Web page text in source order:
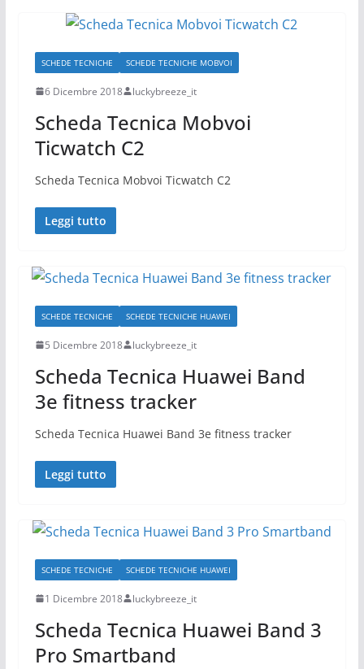
SCHEDE TECNICHE SCHEDE TECNICHE MOBVOI
6 Dicembre 2018 luckybreeze_it
Scheda Tecnica Mobvoi
Ticwatch C2
Scheda Tecnica Mobvoi Ticwatch C2
Leggi tutto
SCHEDE TECNICHE SCHEDE TECNICHE HUAWEI
5 Dicembre 2018 luckybreeze_it
Scheda Tecnica Huawei Band
3e fitness tracker
Scheda Tecnica Huawei Band 3e fitness tracker
Leggi tutto
SCHEDE TECNICHE SCHEDE TECNICHE HUAWEI
1 Dicembre 2018 luckybreeze_it
Scheda Tecnica Huawei Band 3
Pro Smartband